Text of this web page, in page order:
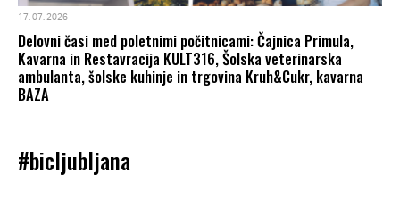
17. 07. 2026
Delovni časi med poletnimi počitnicami: Čajnica Primula,
Kavarna in Restavracija KULT316, Šolska veterinarska
ambulanta, šolske kuhinje in trgovina Kruh&Cukr, kavarna
BAZA
#bicljubljana